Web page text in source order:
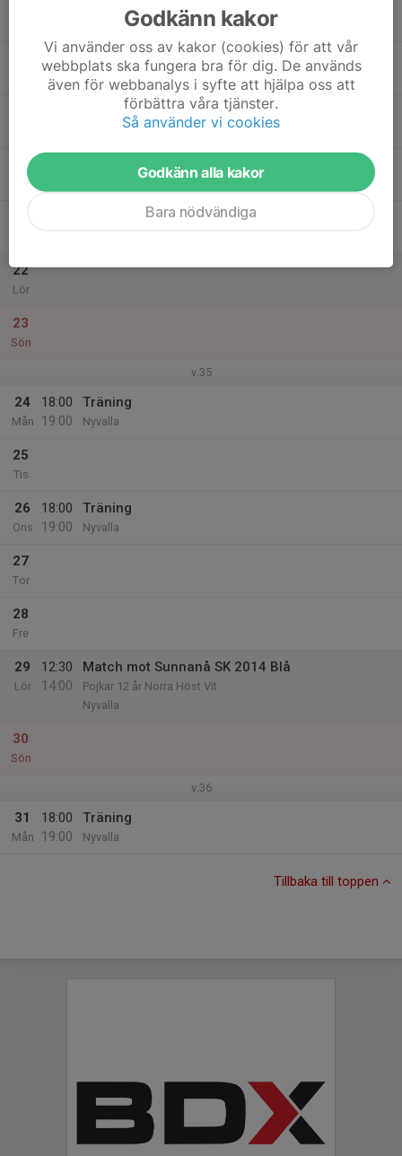
Träning
20
Tor
22
Lör
23
Sön
v.35
24
Mån
18:00
19:00
Träning
Nyvalla
25
Tis
26
Ons
18:00
19:00
Träning
Nyvalla
27
Tor
28
Fre
29
Lör
12:30
14:00
Match mot Sunnanå SK 2014 Blå
Pojkar 12 år Norra Höst Vit
Nyvalla
30
Sön
v.36
31
Mån
18:00
19:00
Träning
Nyvalla
Tillbaka till toppen
Godkänn kakor
Vi använder oss av kakor (cookies) för att vår
webbplats ska fungera bra för dig. De används
även för webbanalys i syfte att hjälpa oss att
förbättra våra tjänster.
Så använder vi cookies
Godkänn alla kakor
Bara nödvändiga